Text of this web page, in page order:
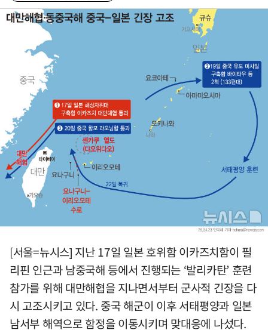
[서울=뉴시스] 지난 17일 일본 호위함 이카즈치함이 필
리핀 인근과 남중국해 등에서 진행되는 ‘발리카탄’ 훈련
참가를 위해 대만해협을 지나면서부터 군사적 긴장을 다
시 고조시키고 있다. 중국 해군이 이후 서태평양과 일본
남서부 해역으로 함정을 이동시키며 맞대응에 나섰다.